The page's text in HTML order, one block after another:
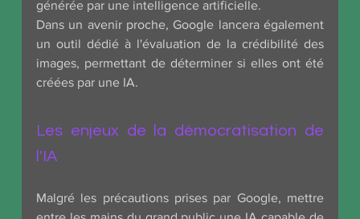
générée par une intelligence artificielle.
Dans un avenir proche, Google lancera également
un outil dédié à l'évaluation de la crédibilité des
images, permettant de déterminer si elles ont été
créées par une IA.
Les enjeux de la démocratisation de
l'IA
Malgré les précautions prises par Google, mettre